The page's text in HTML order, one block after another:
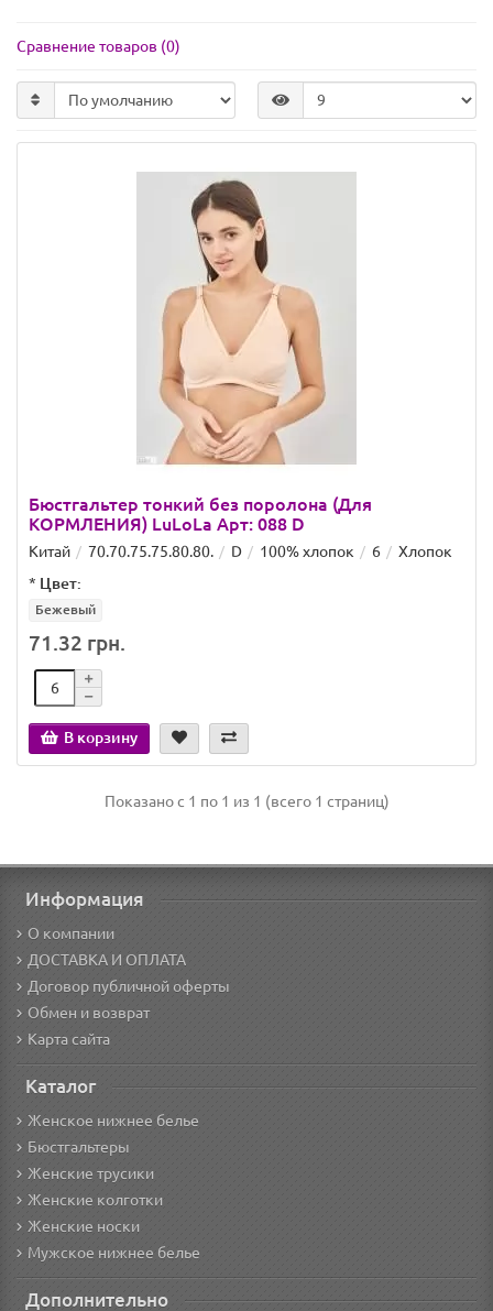
Сравнение товаров (0)
Бюстгальтер тонкий без поролона (Для
КОРМЛЕНИЯ) LuLoLa Арт: 088 D
Китай 70.70.75.75.80.80. D 100% хлопок 6
Хлопок
* Цвет:
Бежевый
71.32 грн.
В корзину
Показано с 1 по 1 из 1 (всего 1 страниц)
Информация
О компании
ДОСТАВКА И ОПЛАТА
Договор публичной оферты
Обмен и возврат
Карта сайта
Каталог
Женское нижнее белье
Бюстгальтеры
Женские трусики
Женские колготки
Женские носки
Мужское нижнее белье
Дополнительно